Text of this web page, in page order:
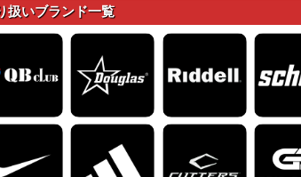
扱いブランド一覧